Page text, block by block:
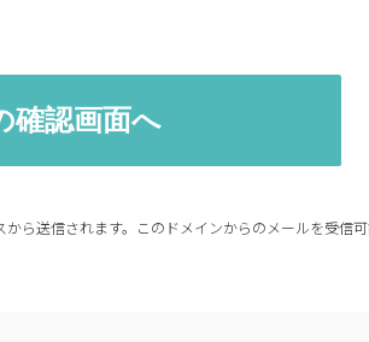
送信されます。このドメインからのメールを受信可